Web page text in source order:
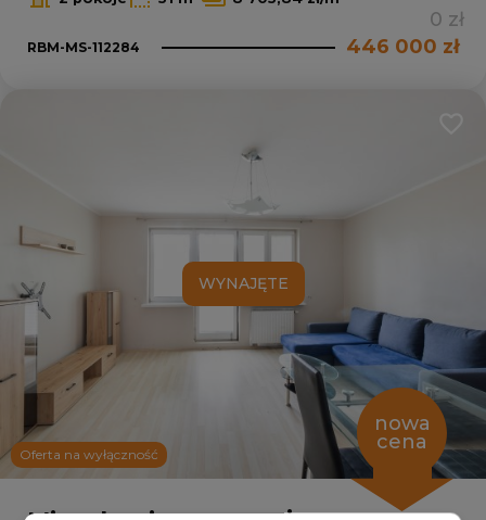
0 zł
RBM-MS-112284 446 000 zł
Oferta na wyłączność
WYNAJĘTE
nowa
cena